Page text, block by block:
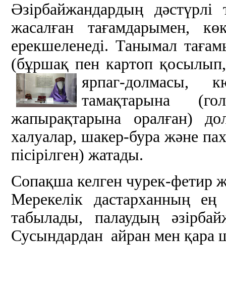
Әзірбайжандардың
жасалған тағамдарымен,
ерекшеленеді. Танымал
(бұршақ пен картоп
ярпаг-долмасы,
тамақтарына
жапырақтарына оралған)
халуалар, шакер-бура және
пісірілген) жатады.
Сопақша келген чурек-фетир
Мерекелік дастарханның
табылады, палаудың
Сусындардан айран мен қара